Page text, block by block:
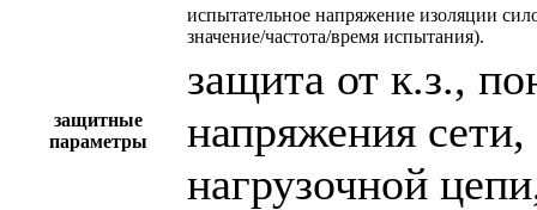
испытательное напряжение изоляции
значение/частота/время испытания).
защитные
параметры
защита от к.з.,
напряжения
нагрузочной